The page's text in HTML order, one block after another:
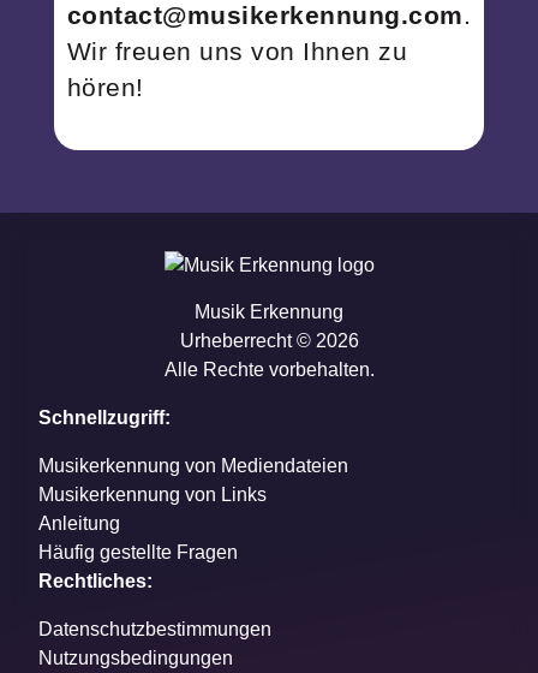
contact@musikerkennung.com.
Wir freuen uns von Ihnen zu
hören!
Musik Erkennung
Urheberrecht © 2026
Alle Rechte vorbehalten.
Schnellzugriff:
Musikerkennung von Mediendateien
Musikerkennung von Links
Anleitung
Häufig gestellte Fragen
Rechtliches:
Datenschutzbestimmungen
Nutzungsbedingungen